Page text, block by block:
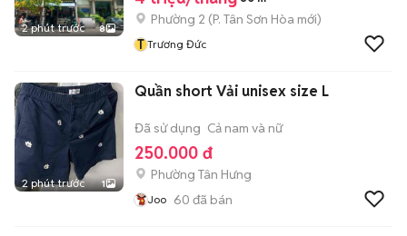
2 phút trước 8
Phường 2 (P. Tân Sơn Hòa mới)
T Trương Đức
2 phút trước 1
Quần short Vải unisex size L
Đã sử dụng Cả nam và nữ
250.000 đ
Phường Tân Hưng
Joo 60 đã bán